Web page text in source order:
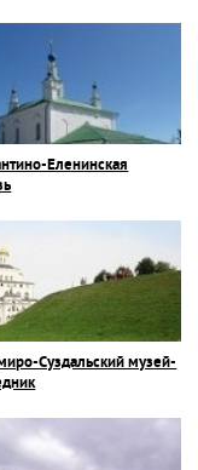
Еленинская
Суздальский музей-